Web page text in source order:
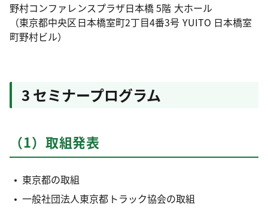
野村コンファレンスプラザ日本橋 5階 大ホール
（東京都中央区日本橋室町2丁目4番3号 YUITO 日本橋室
町野村ビル）
3 セミナープログラム
（1）取組発表
東京都の取組
一般社団法人東京都トラック協会の取組